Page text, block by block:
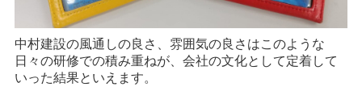
中村建設の風通しの良さ、雰囲気の良さはこのような
日々の研修での積み重ねが、会社の文化として定着して
いった結果といえます。